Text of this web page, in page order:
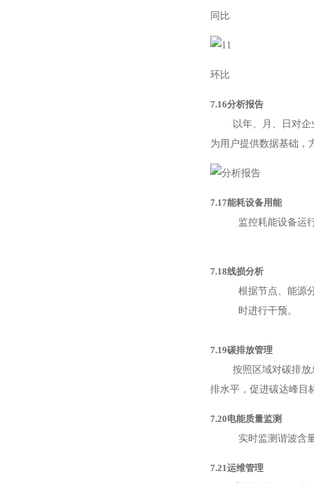
同比
环比
7.16分析报告
以年、月、日对企业
为用户提供数据基础，
7.17能耗设备用能
监控耗能设备运
7.18线损分析
根据节点、能源
时进行干预。
7.19碳排放管理
按照区域对碳排放总
排水平，促进碳达峰目
7.20电能质量监测
实时监测谐波含
7.21运维管理